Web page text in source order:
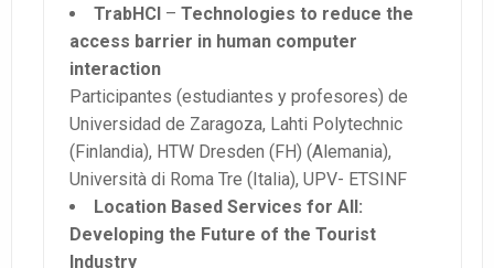
TrabHCI – Technologies to reduce the
access barrier in human computer
interaction
Participantes (estudiantes y profesores) de
Universidad de Zaragoza, Lahti Polytechnic
(Finlandia), HTW Dresden (FH) (Alemania),
Università di Roma Tre (Italia), UPV- ETSINF
Location Based Services for All:
Developing the Future of the Tourist
Industry